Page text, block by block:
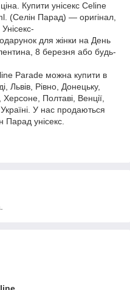
Купити унісекс Celine
(Селін Парад) — оригінал,
для жінки на День
8 березня або будь-
Parade можна купити в
Львів, Рівно, Донецьку,
Полтаві, Венції,
У нас продаються
Парад унісекс.